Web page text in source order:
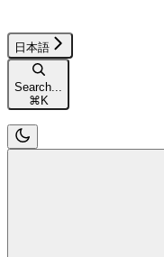
日本語
Search...
⌘K